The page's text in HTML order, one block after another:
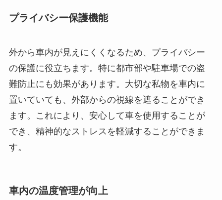
プライバシー保護機能
外から車内が見えにくくなるため、プライバシー
の保護に役立ちます。特に都市部や駐車場での盗
難防止にも効果があります。大切な私物を車内に
置いていても、外部からの視線を遮ることができ
ます。これにより、安心して車を使用することが
でき、精神的なストレスを軽減することができま
す。
車内の温度管理が向上